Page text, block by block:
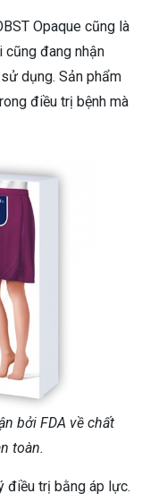
Opaque cũng là
cũng đang nhận
dụng. Sản phẩm
điều trị bệnh mà
bởi FDA về chất
toàn.
điều trị bằng áp lực.